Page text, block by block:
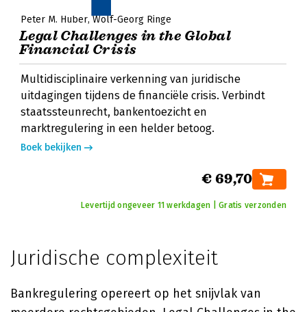
Peter M. Huber Wolf-Georg Ringe
Legal Challenges in the Global
Financial Crisis
Multidisciplinaire verkenning van juridische
uitdagingen tijdens de financiële crisis. Verbindt
staatssteunrecht, bankentoezicht en
marktregulering in een helder betoog.
Boek bekijken
€ 69,70
Levertijd ongeveer 11 werkdagen | Gratis verzonden
Juridische complexiteit
Bankregulering opereert op het snijvlak van